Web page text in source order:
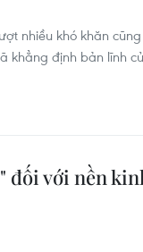
nhiều khó khăn
khẳng định bản lĩnh
đối với nền